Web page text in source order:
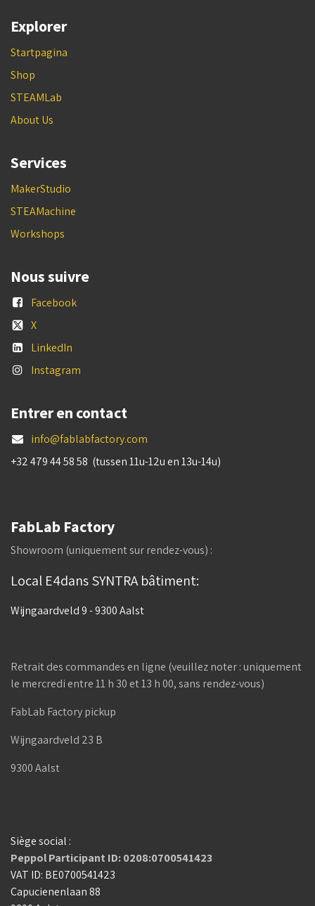
Explorer
Startpagina
Shop
STEAMLab
About Us
Services
MakerStudio
STEAMachine
Workshops
Nous suivre
Facebook
X
LinkedIn
Instagram
Entrer en contact
info@fablabfactory.com
+32 479 44 58 58 (tussen 11u-12u en 13u-14u)
FabLab Factory
Showroom (uniquement sur rendez-vous) :
Local E4dans SYNTRA bâtiment:
Wijngaardveld 9 - 9300 Aalst
Retrait des commandes en ligne (veuillez noter : uniquement
le mercredi entre 11 h 30 et 13 h 00, sans rendez-vous)
FabLab Factory pickup
Wijngaardveld 23 B
9300 Aalst
Siège social :
Peppol Participant ID: 0208:0700541423
VAT ID: BE0700541423
Capucienenlaan 88